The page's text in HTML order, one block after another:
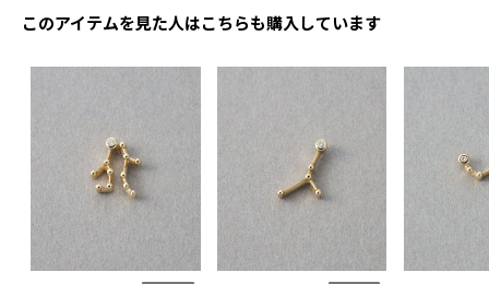
このアイテムを見た人はこちらも購入しています